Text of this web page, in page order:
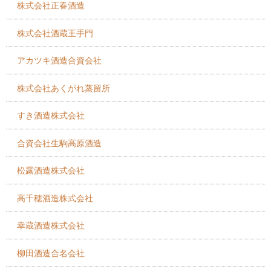
株式会社正春酒造
株式会社酒蔵王手門
アカツキ酒造合資会社
株式会社あくがれ蒸留所
すき酒造株式会社
合資会社生駒高原酒造
松露酒造株式会社
高千穂酒造株式会社
幸蔵酒造株式会社
柳田酒造合名会社